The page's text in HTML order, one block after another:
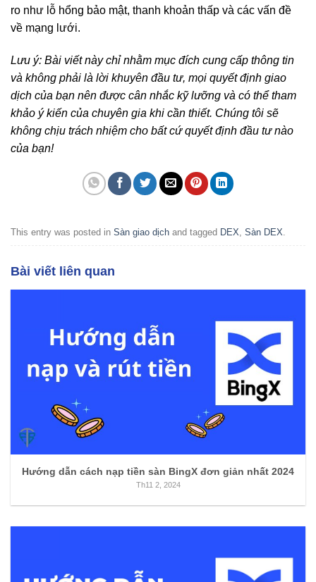
ro như lỗ hổng bảo mật, thanh khoản thấp và các vấn đề
về mạng lưới.
Lưu ý: Bài viết này chỉ nhằm mục đích cung cấp thông tin
và không phải là lời khuyên đầu tư, mọi quyết định giao
dịch của bạn nên được cân nhắc kỹ lưỡng và có thể tham
khảo ý kiến của chuyên gia khi cần thiết. Chúng tôi sẽ
không chịu trách nhiệm cho bất cứ quyết định đầu tư nào
của bạn!
This entry was posted in Sàn giao dịch and tagged DEX, Sàn DEX.
Bài viết liên quan
Hướng dẫn cách nạp tiền sàn BingX đơn giản nhất 2024
Th11 2, 2024